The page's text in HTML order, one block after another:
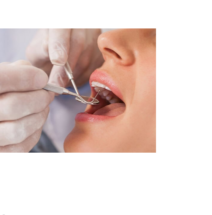
På grund av sitt naturliga utseende används ofta
framtänderna. De kan effektivt åtgärda kosmetiska problem
placerade framtänder.
kronor är populära inom kosmetisk tandvård för att
och estetiskt tilltalande leende genom att förbättra
Helkeramiska kronor är metallfria, vilket gör dem till ett
lösningar: Personer som prioriterar det visuella utseendet
för deras naturtrogna utseende.